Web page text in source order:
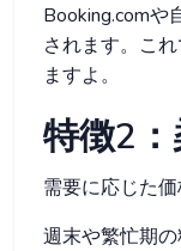
Booking.comや
されます。こ
ますよ。
特徴2
需要に応じた価
週末や繁忙期